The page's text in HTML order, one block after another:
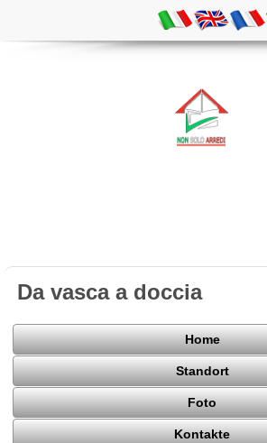
Da vasca a doccia
Home
Standort
Foto
Kontakte